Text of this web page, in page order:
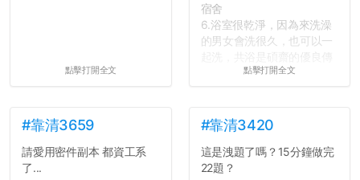
點擊打開全文
宿舍
6.浴室很乾淨，因為來洗澡
的男女會洗很久，也可以一
舍房間，都歡迎留言讓我知
道...
點擊打開全文
#靠清3659
請愛用密件副本 都資工系
了...
#靠清3420
這是洩題了嗎？15分鐘做完
22題？